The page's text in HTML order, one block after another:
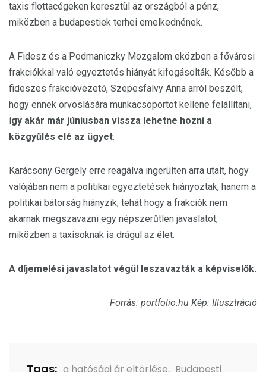
taxis flottacégeken keresztül az országból a pénz,
miközben a budapestiek terhei emelkednének.
A Fidesz és a Podmaniczky Mozgalom eközben a fővárosi
frakciókkal való egyeztetés hiányát kifogásolták. Később a
fideszes frakcióvezető, Szepesfalvy Anna arról beszélt,
hogy ennek orvoslására munkacsoportot kellene felállítani,
így akár már júniusban vissza lehetne hozni a
közgyűlés elé az ügyet.
Karácsony Gergely erre reagálva ingerülten arra utalt, hogy
valójában nem a politikai egyeztetések hiányoztak, hanem a
politikai bátorság hiányzik, tehát hogy a frakciók nem
akarnak megszavazni egy népszerűtlen javaslatot,
miközben a taxisoknak is drágul az élet.
A díjemelési javaslatot végül leszavazták a képviselők.
Forrás: portfolio.hu Kép: Illusztráció
Tags: